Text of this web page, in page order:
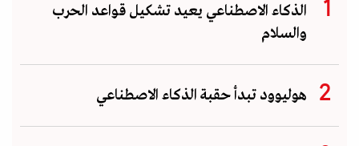
الذكاء الاصطناعي يعيد تشكيل قواعد الحرب
والسلام
هوليوود تبدأ حقبة الذكاء الاصطناعي